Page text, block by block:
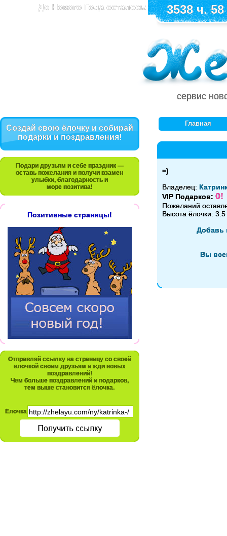
До Нового Года осталось: 3538 ч.
сервис
Создай свою ёлочку и собирай
подарки и поздравления!
Подари друзьям и себе праздник —
оставь пожелания и получи взамен
улыбки, благодарность и
море позитива!
Позитивные страницы!
Отправляй ссылку на страницу со своей
ёлочкой своим друзьям и жди новых
поздравлений!
Чем больше поздравлений и подарков,
тем выше становится ёлочка.
Ёлочка
Главная
=)
Владелец:
VIP Подарков: 0!
Пожеланий
Высота ёлочки:
Добавь
Вы